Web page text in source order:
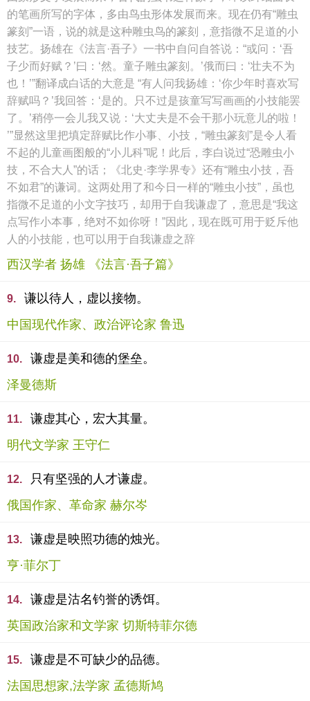
的笔画所写的字体，多由鸟虫形体发展而来。现在仍有“雕虫
篆刻”一语，说的就是这种雕虫鸟的篆刻，意指微不足道的小
技艺。扬雄在《法言·吾子》一书中自问自答说：“或问：‘吾
子少而好赋？’曰：‘然。童子雕虫篆刻。’俄而曰：‘壮夫不为
也！’”翻译成白话的大意是 “有人问我扬雄：‘你少年时喜欢写
辞赋吗？’我回答：‘是的。只不过是孩童写写画画的小技能罢
了。’稍停一会儿我又说：‘大丈夫是不会干那小玩意儿的啦！
’”显然这里把填定辞赋比作小事、小技，“雕虫篆刻”是令人看
不起的儿童画图般的“小儿科”呢！此后，李白说过“恐雕虫小
技，不合大人”的话；《北史·李学界专》还有“雕虫小技，吾
不如君”的谦词。这两处用了和今日一样的“雕虫小技”，虽也
指微不足道的小文字技巧，却用于自我谦虚了，意思是“我这
点写作小本事，绝对不如你呀！”因此，现在既可用于贬斥他
人的小技能，也可以用于自我谦虚之辞
西汉学者 扬雄 《法言·吾子篇》
9.
谦以待人，虚以接物。
中国现代作家、政治评论家 鲁迅
10.
谦虚是美和德的堡垒。
泽曼德斯
11.
谦虚其心，宏大其量。
明代文学家 王守仁
12.
只有坚强的人才谦虚。
俄国作家、革命家 赫尔岑
13.
谦虚是映照功德的烛光。
亨·菲尔丁
14.
谦虚是沽名钓誉的诱饵。
英国政治家和文学家 切斯特菲尔德
15.
谦虚是不可缺少的品德。
法国思想家,法学家 孟德斯鸠